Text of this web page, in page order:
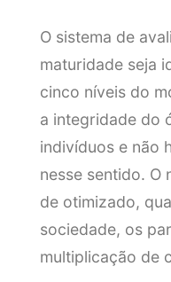
O sistema de
maturidade seja
cinco níveis do
a integridade do
indivíduos e não
nesse sentido. O
de otimizado,
sociedade, os
multiplicação de